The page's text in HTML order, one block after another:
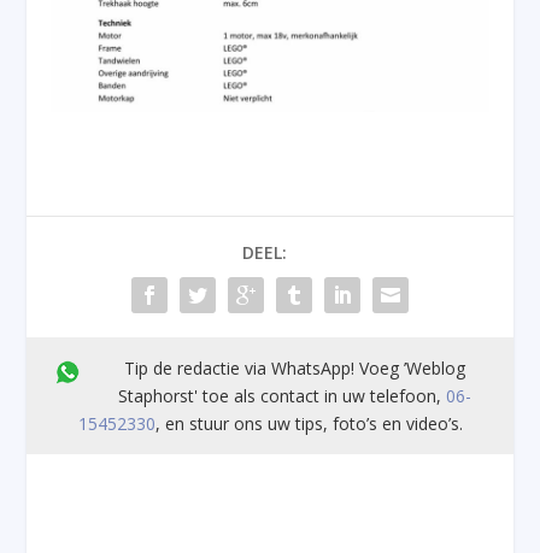
DEEL:
Tip de redactie via WhatsApp! Voeg ’Weblog
Staphorst' toe als contact in uw telefoon, 06-
15452330, en stuur ons uw tips, foto’s en video’s.